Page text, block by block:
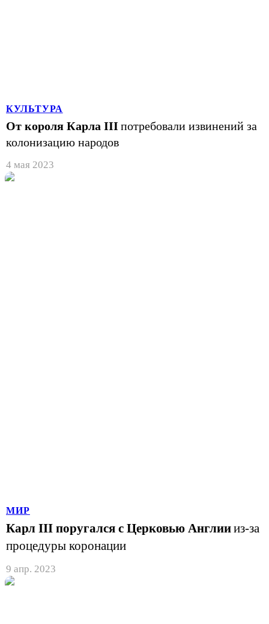
КУЛЬТУРА
От короля Карла III потребовали извинений за
колонизацию народов
4 мая 2023
МИР
Карл III поругался с Церковью Англиииз-за
процедуры коронации
9 апр. 2023